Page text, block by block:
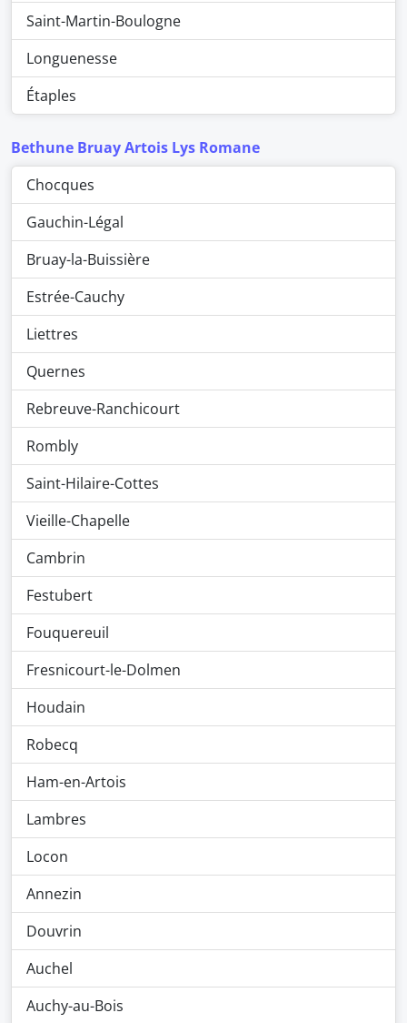
Saint-Martin-Boulogne
Longuenesse
Étaples
Bethune Bruay Artois Lys Romane
Chocques
Gauchin-Légal
Bruay-la-Buissière
Estrée-Cauchy
Liettres
Quernes
Rebreuve-Ranchicourt
Rombly
Saint-Hilaire-Cottes
Vieille-Chapelle
Cambrin
Festubert
Fouquereuil
Fresnicourt-le-Dolmen
Houdain
Robecq
Ham-en-Artois
Lambres
Locon
Annezin
Douvrin
Auchel
Auchy-au-Bois